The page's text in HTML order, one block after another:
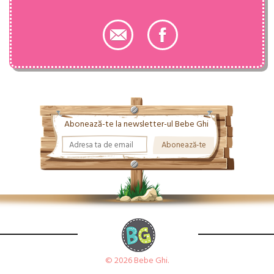
Abonează-te la newsletter-ul Bebe Ghi
© 2026 Bebe Ghi.